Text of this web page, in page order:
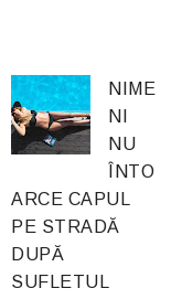
NIME
NI
NU
ÎNTO
ARCE CAPUL
PE STRADĂ
DUPĂ
SUFLETUL